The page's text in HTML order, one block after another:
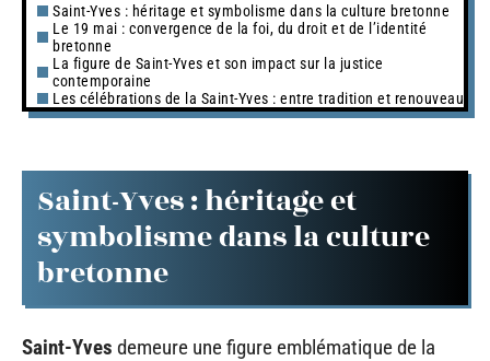
Saint-Yves : héritage et symbolisme dans la culture bretonne
Le 19 mai : convergence de la foi, du droit et de l’identité
bretonne
La figure de Saint-Yves et son impact sur la justice
contemporaine
Les célébrations de la Saint-Yves : entre tradition et renouveau
Saint-Yves : héritage et
symbolisme dans la culture
bretonne
Saint-Yves demeure une figure emblématique de la